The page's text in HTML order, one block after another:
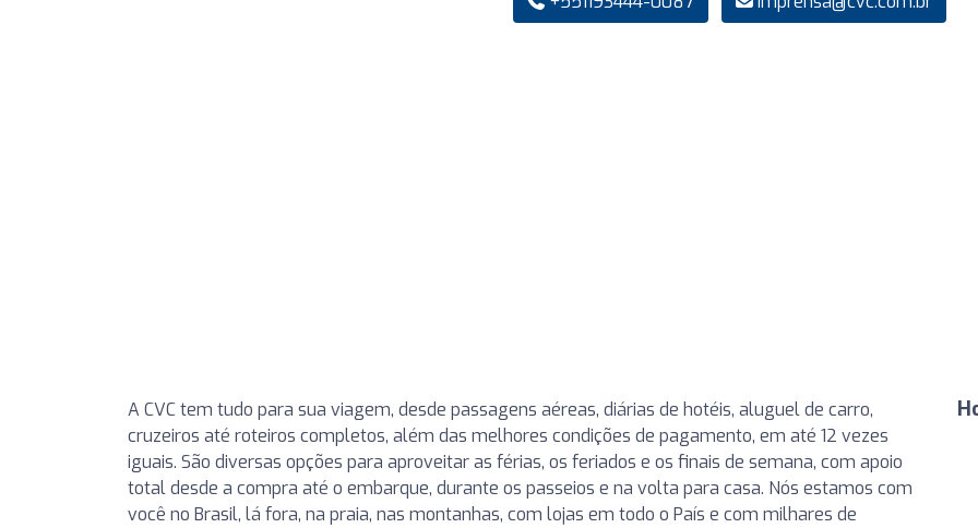
A CVC tem tudo para sua viagem, desde passagens aéreas, diárias de hotéis, aluguel de carro,
cruzeiros até roteiros completos, além das melhores condições de pagamento, em até 12 vezes
iguais. São diversas opções para aproveitar as férias, os feriados e os finais de semana, com apoio
total desde a compra até o embarque, durante os passeios e na volta para casa. Nós estamos com
você no Brasil, lá fora, na praia, nas montanhas, com lojas em todo o País e com milhares de